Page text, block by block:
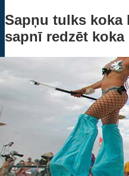
Sapņu tulks koka
sapnī redzēt koka